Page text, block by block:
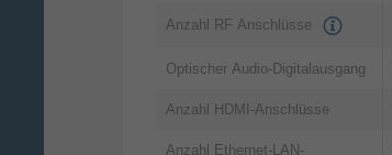
Anzahl RF Anschlüsse
Optischer Audio-Digitalausgang
Anzahl HDMI-Anschlüsse
Anzahl Ethernet-LAN-